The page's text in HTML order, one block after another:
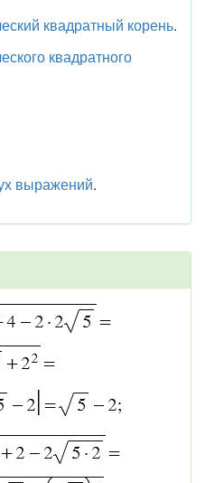
квадратный корень.
квадратного
выражений.